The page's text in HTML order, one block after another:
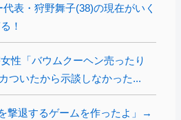
代表・狩野舞子(38)の現在がいく
！
性「バウムクーヘン売ったり
ついたから示談しなかった...
撃退するゲームを作ったよ」→